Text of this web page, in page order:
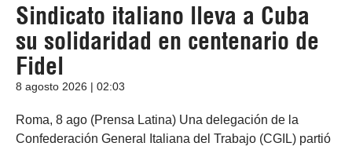
Sindicato italiano lleva a Cuba
su solidaridad en centenario de
Fidel
8 agosto 2026 | 02:03
Roma, 8 ago (Prensa Latina) Una delegación de la
Confederación General Italiana del Trabajo (CGIL) partió